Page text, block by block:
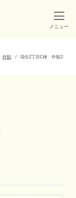
メニュー
外観 清住2丁目C棟 外観2